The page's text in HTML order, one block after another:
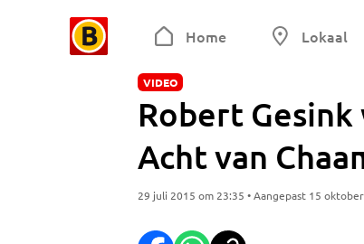
Home Lokaal
VIDEO
Robert
Acht van
29 juli 2015 om 23:35 • Aangepast 15